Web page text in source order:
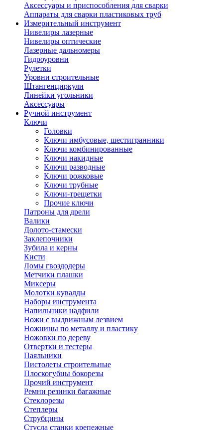
Аксессуары и приспособления для сварки
Аппараты для сварки пластиковых труб
Измерительный инструмент
Нивелиры лазерные
Нивелиры оптические
Лазерные дальномеры
Гидроуровни
Рулетки
Уровни строительные
Штангенциркули
Линейки угольники
Аксессуары
Ручной инструмент
Ключи
Головки
Ключи имбусовые, шестигранники
Ключи комбинированные
Ключи накидные
Ключи разводные
Ключи рожковые
Ключи трубные
Ключи-трещетки
Прочие ключи
Патроны для дрели
Валики
Долото-стамески
Заклепочники
Зубила и керны
Кисти
Ломы гвоздодеры
Метчики плашки
Миксеры
Молотки кувалды
Наборы инструмента
Напильники надфили
Ножи с выдвижным лезвием
Ножницы по металлу и пластику
Ножовки по дереву
Отвертки и тестеры
Паяльники
Пистолеты строительные
Плоскогубцы бокорезы
Прочий инструмент
Ремни резинки багажные
Стеклорезы
Степлеры
Струбцины
Стусла станки крепежные